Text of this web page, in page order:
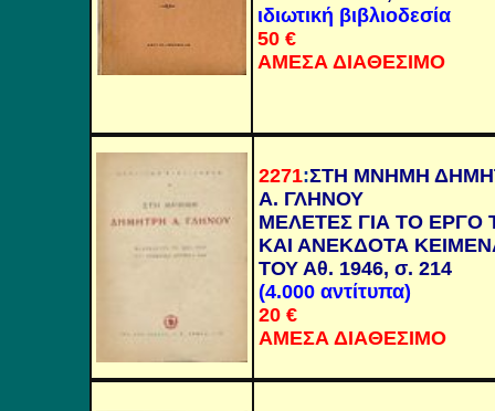
ιδιωτική βιβλιοδεσία
50 €
ΑΜΕΣΑ ΔΙΑΘΕΣΙΜΟ
2271:ΣΤΗ ΜΝΗΜΗ
Α. ΓΛΗΝΟΥ
ΜΕΛΕΤΕΣ ΓΙΑ ΤΟ ΕΡΓΟ
ΚΑΙ ΑΝΕΚΔΟΤΑ
ΤΟΥ Αθ. 1946, σ. 214
(4.000 αντίτυπα)
20 €
ΑΜΕΣΑ ΔΙΑΘΕΣΙΜΟ